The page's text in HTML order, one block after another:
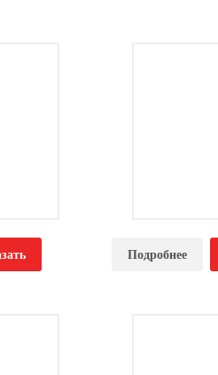
1 Почтовый
Цена по
Подробнее